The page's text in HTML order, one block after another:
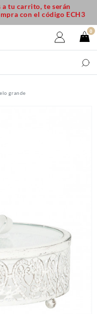
grande
a tu carrito, te serán
con el código ECH3
0